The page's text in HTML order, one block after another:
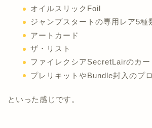
オイルスリックFoil
ジャンプスタートの専用レア5種
アートカード
ザ・リスト
ファイレクシアSecretLairのカー
プレリキットやBundle封入のプ
といった感じです。